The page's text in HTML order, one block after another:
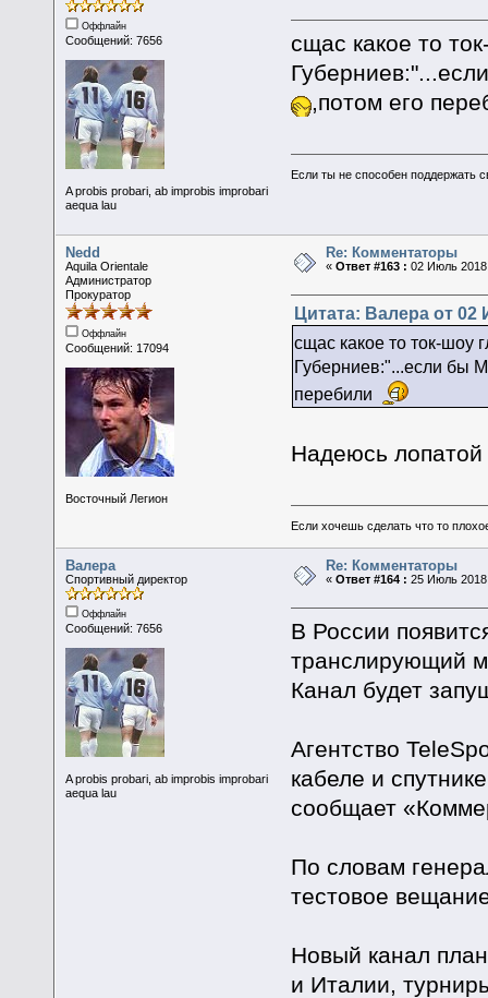
Оффлайн
Сообщений: 7656
A probis probari, ab improbis improbari
aequa lau
сщас какое то
,потом его
Если ты не способен поддержать
Nedd
Aquila Orientale
Администратор
Прокуратор
Оффлайн
Сообщений: 17094
Восточный Легион
Re: Комментаторы
«Ответ #163 : 02 Июль
Цитата: Валера от 02
сщас какое то ток-шоу
Губерниев:"...если бы
перебили
Надеюсь
Если хочешь сделать что то
Валера
Спортивный директор
Оффлайн
Сообщений: 7656
A probis probari, ab improbis improbari
aequa lau
Re: Комментаторы
«Ответ #164 : 25 Июль
В России
транслирующий
Канал будет
Агентство
кабеле и
сообщает
По словам
тестовое
Новый канал
и Италии,